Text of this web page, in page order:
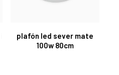
plafón led sever mate
100w 80cm